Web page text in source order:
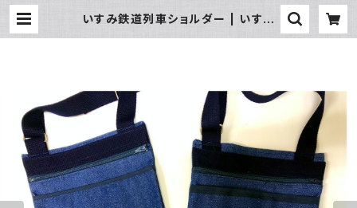
いすみ鉄道列車ショルダー | いすみ